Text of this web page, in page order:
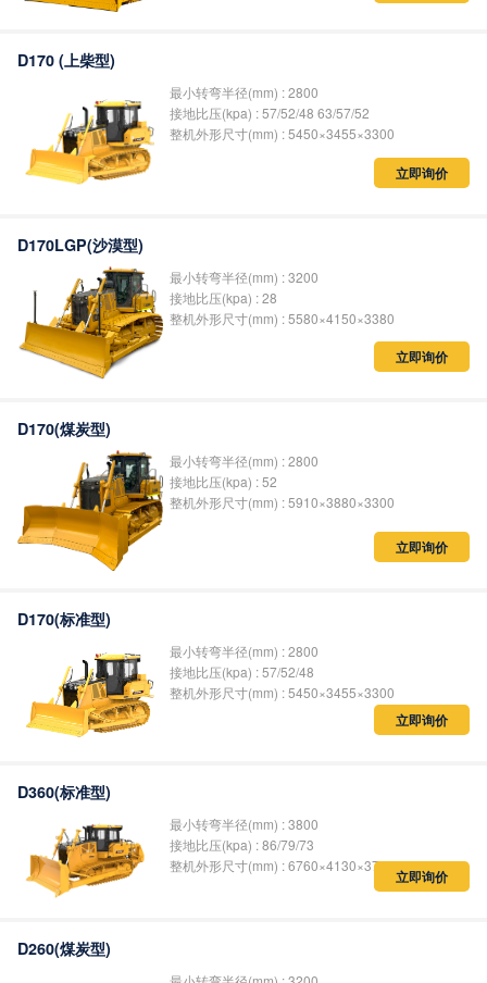
D170 (上柴型)
最小转弯半径(mm) : 2800
接地比压(kpa) : 57/52/48 63/57/52
整机外形尺寸(mm) : 5450×3455×3300
立即询价
D170LGP(沙漠型)
最小转弯半径(mm) : 3200
接地比压(kpa) : 28
整机外形尺寸(mm) : 5580×4150×3380
立即询价
D170(煤炭型)
最小转弯半径(mm) : 2800
接地比压(kpa) : 52
整机外形尺寸(mm) : 5910×3880×3300
立即询价
D170(标准型)
最小转弯半径(mm) : 2800
接地比压(kpa) : 57/52/48
整机外形尺寸(mm) : 5450×3455×3300
立即询价
D360(标准型)
最小转弯半径(mm) : 3800
接地比压(kpa) : 86/79/73
整机外形尺寸(mm) : 6760×4130×3700
立即询价
D260(煤炭型)